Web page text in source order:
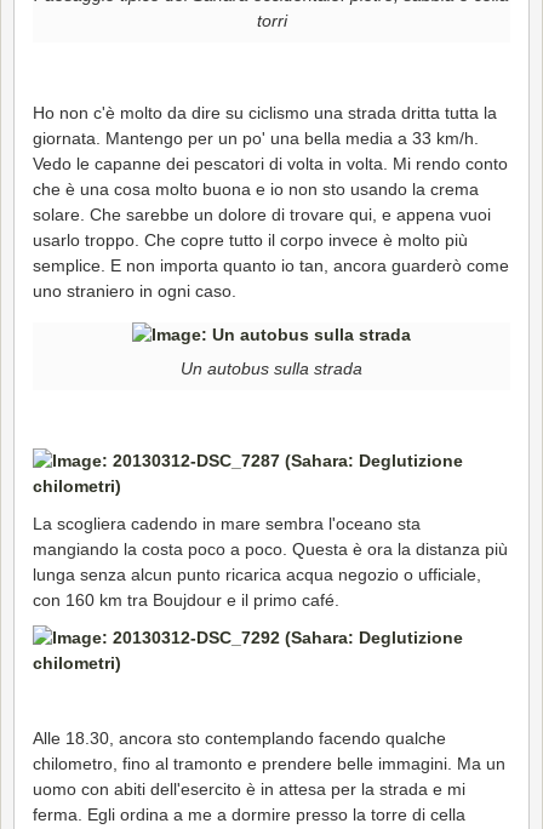
torri
Ho non c'è molto da dire su ciclismo una strada dritta tutta la
giornata. Mantengo per un po' una bella media a 33 km/h.
Vedo le capanne dei pescatori di volta in volta. Mi rendo conto
che è una cosa molto buona e io non sto usando la crema
solare. Che sarebbe un dolore di trovare qui, e appena vuoi
usarlo troppo. Che copre tutto il corpo invece è molto più
semplice. E non importa quanto io tan, ancora guarderò come
uno straniero in ogni caso.
Un autobus sulla strada
La scogliera cadendo in mare sembra l'oceano sta
mangiando la costa poco a poco. Questa è ora la distanza più
lunga senza alcun punto ricarica acqua negozio o ufficiale,
con 160 km tra Boujdour e il primo café.
Alle 18.30, ancora sto contemplando facendo qualche
chilometro, fino al tramonto e prendere belle immagini. Ma un
uomo con abiti dell'esercito è in attesa per la strada e mi
ferma. Egli ordina a me a dormire presso la torre di cella